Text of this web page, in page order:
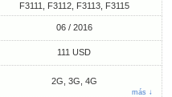
F3111, F3112, F3113, F3115
06 / 2016
111 USD
2G, 3G, 4G
más ↓